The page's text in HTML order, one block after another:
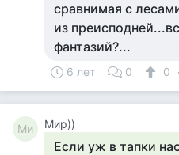
сравнимая с
из
фантазий?...
6 лет 0 0
Ми Мир))
Если уж в тапки